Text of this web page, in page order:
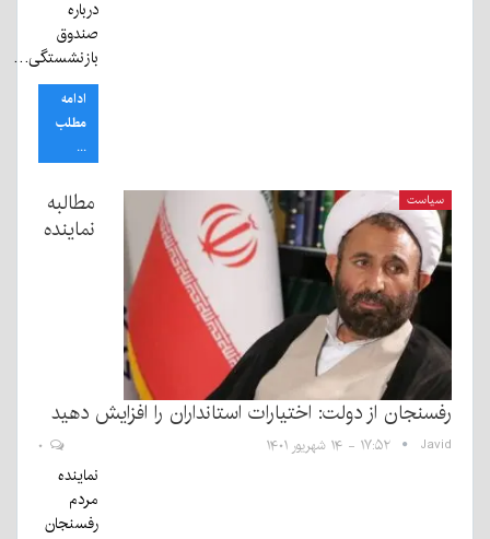
درباره
صندوق
بازنشستگی…
ادامه
مطلب
...
سیاست
مطالبه
نماینده
رفسنجان از دولت: اختیارات استانداران را افزایش دهید
Javid ۱۷:۵۲ - ۱۴ شهریور ۱۴۰۱
نماینده
مردم
رفسنجان